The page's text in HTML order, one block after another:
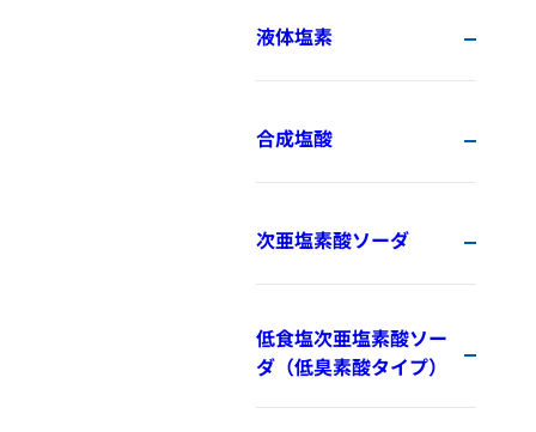
液体塩素
合成塩酸
次亜塩素酸ソーダ
低食塩次亜塩素酸ソー
ダ（低臭素酸タイプ）